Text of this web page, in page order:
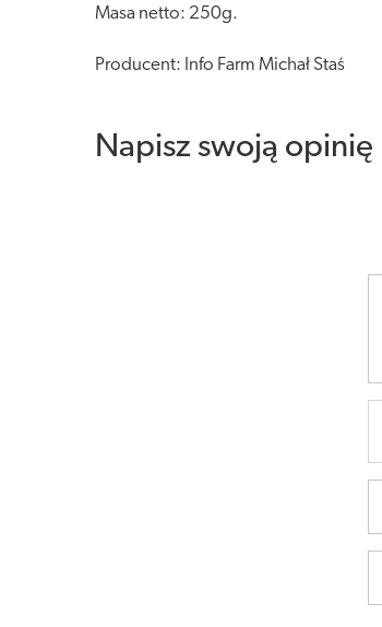
Masa netto: 250g.
Producent: Info Farm Michał Staś
Napisz swoją opinię